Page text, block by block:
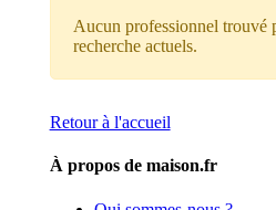
Aucun professionnel trouvé
recherche actuels.
Retour à l'accueil
À propos de maison.fr